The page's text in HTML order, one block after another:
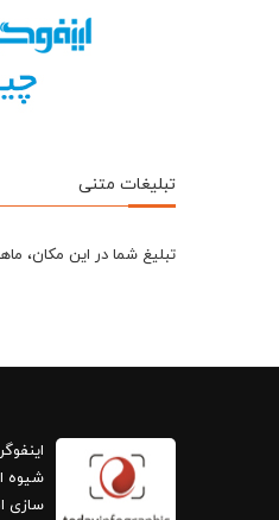
تبلیغات متنی
تبلیغ شما در این مکان، ماهانه 149 هزار
سازی